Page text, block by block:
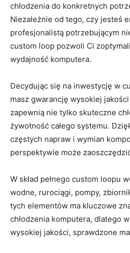
chłodzenia ​do konkretnych
Niezależnie od ‌tego, ​czy jesteś
profesjonalistą potrzebującym
⁣custom loop pozwoli⁤ Ci
wydajność ​komputera.
Decydując się na ‍inwestycję w
masz gwarancję wysokiej
zapewnią nie⁤ tylko skuteczne
żywotność całego ⁢systemu.
częstych napraw‌ i wymian⁤
perspektywie może
W skład pełnego ‌custom loopu
wodne, rurociągi, pompy,
tych elementów ma kluczowe‌
chłodzenia ⁤komputera, dlatego
wysokiej⁤ jakości, sprawdzone‌